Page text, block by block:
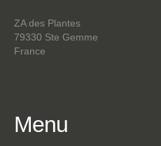
ZA des Plantes
79330 Ste Gemme
France
Menu